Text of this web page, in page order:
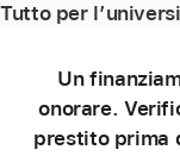
Tutto per
Un
onorare.
prestito prima